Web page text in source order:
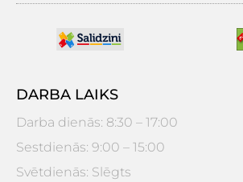
DARBA LAIKS
Darba dienās: 8:30 – 17:00
Sestdienās: 9:00 – 15:00
Svētdienās: Slēgts